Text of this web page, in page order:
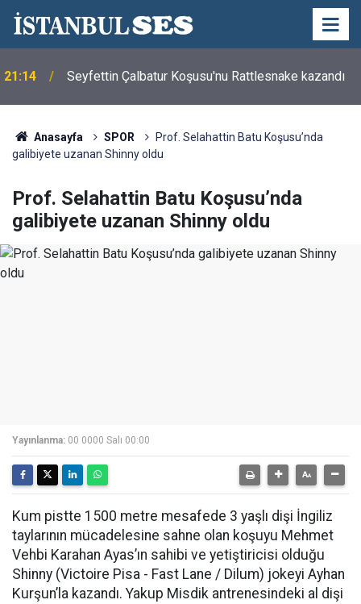
21:14 Seyfettin Çalbatur Koşusu'nu Rattlesnake kazandı
Anasayfa SPOR
Prof. Selahattin Batu Koşusu’nda
galibiyete uzanan Shinny oldu
Prof. Selahattin Batu Koşusu’nda
galibiyete uzanan Shinny oldu
Yayınlanma: 00 0000 Salı 00:00
Kum pistte 1500 metre mesafede 3 yaşlı dişi İngiliz
taylarının mücadelesine sahne olan koşuyu Mehmet
Vehbi Karahan Ayas’ın sahibi ve yetiştiricisi olduğu
Shinny (Victoire Pisa - Fast Lane / Dilum) jokeyi Ayhan
Kurşun’la kazandı. Yakup Misdik antrenesindeki al dişi